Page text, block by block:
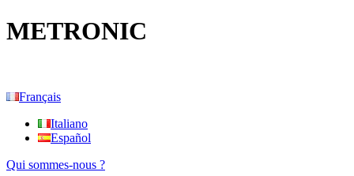
METRONIC
Français
Italiano
Español
Qui sommes-nous ?